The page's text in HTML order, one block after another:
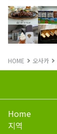
HOME 오사카
Home
지역